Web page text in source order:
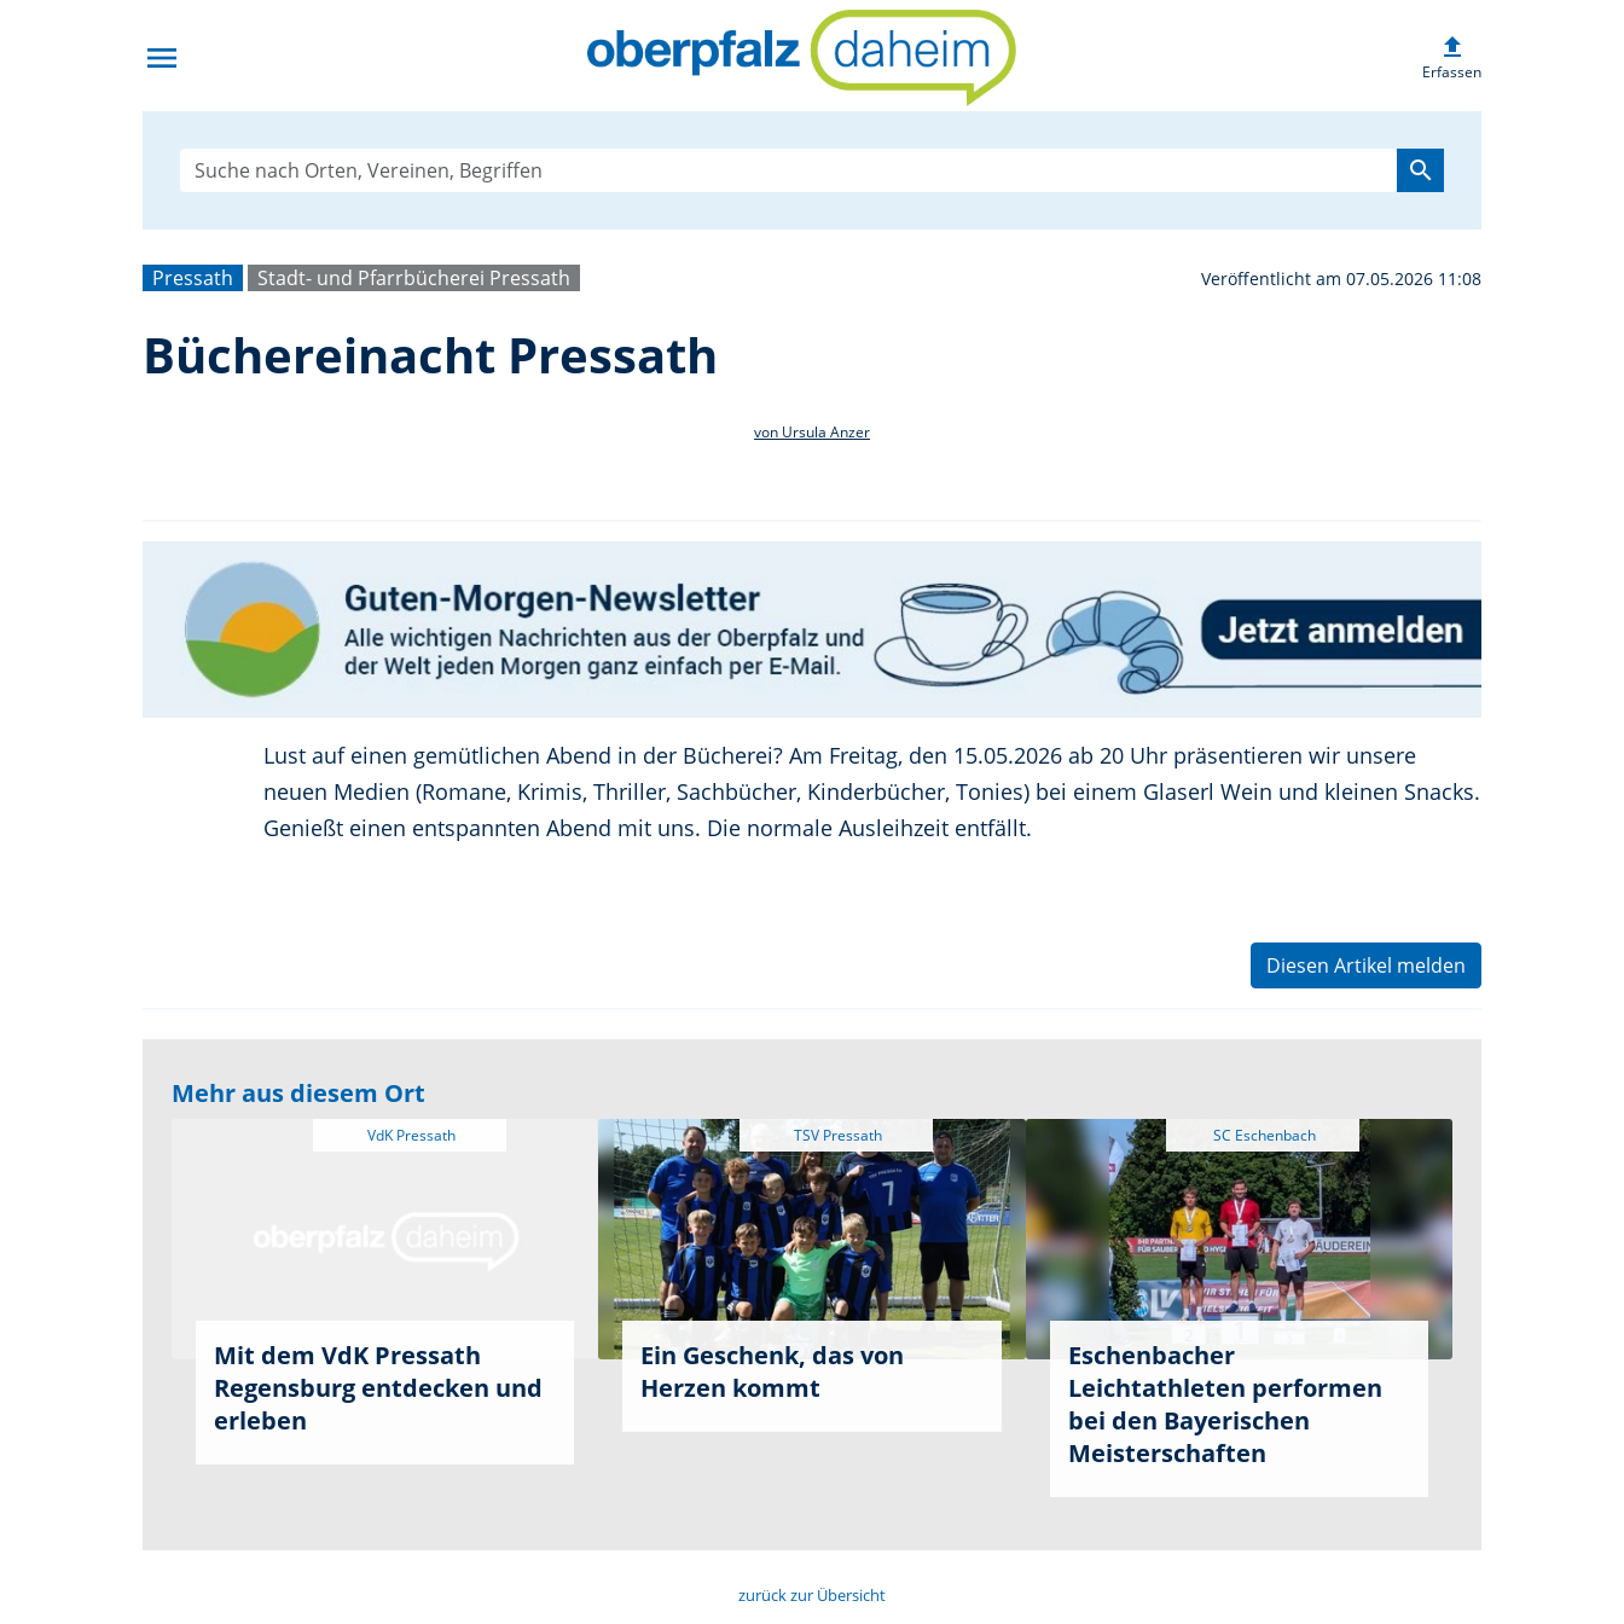
menu Büchereinacht Pressath |
upload
Erfassen
search
Pressath Stadt- und Pfarrbücherei Pressath Veröffentlicht am 07.05.2026 11:08
Büchereinacht Pressath
von Ursula Anzer
Lust auf einen gemütlichen Abend in der Bücherei? Am Freitag, den 15.05.2026 ab 20 Uhr präsentieren wir unsere
neuen Medien (Romane, Krimis, Thriller, Sachbücher, Kinderbücher, Tonies) bei einem Glaserl Wein und kleinen Snacks.
Genießt einen entspannten Abend mit uns. Die normale Ausleihzeit entfällt.
Diesen Artikel melden
Mehr aus diesem Ort
VdK Pressath
Mit dem VdK Pressath
Regensburg entdecken und
erleben
TSV Pressath
Ein Geschenk, das von
Herzen kommt
Eschenbacher
Leichtathleten performen
bei den Bayerischen
Meisterschaften
zurück zur Übersicht